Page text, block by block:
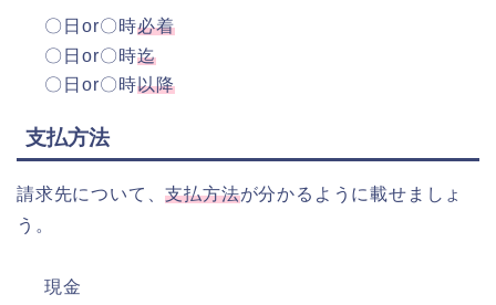
〇日or〇時必着
〇日or〇時迄
〇日or〇時以降
支払方法
請求先について、支払方法が分かるように載せましょ
う。
現金